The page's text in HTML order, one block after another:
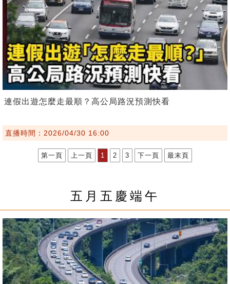
連假出遊怎麼走最順？高公局路況預測快看
直播時間：2026/04/30 16:00
第一頁 上一頁 1 2 3 下一頁 最末頁
五月五慶端午